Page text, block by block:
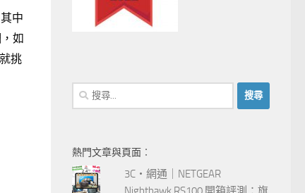
中
如
挑
搜
尋
字:
熱門文章與頁面︰
3C‧網通｜NETGEAR